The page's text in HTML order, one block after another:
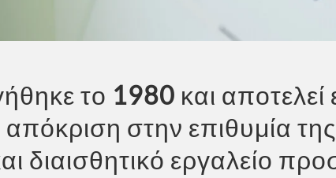
το 1980 και
στην επιθυμία
διαισθητικό εργαλείο